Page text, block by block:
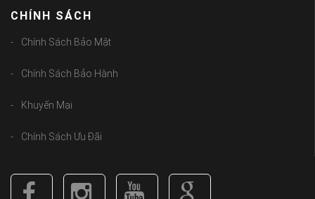
CHÍNH SÁCH
Chính Sách Bảo Mật
Chính Sách Bảo Hành
Khuyến Mại
Chính Sách Ưu Đãi